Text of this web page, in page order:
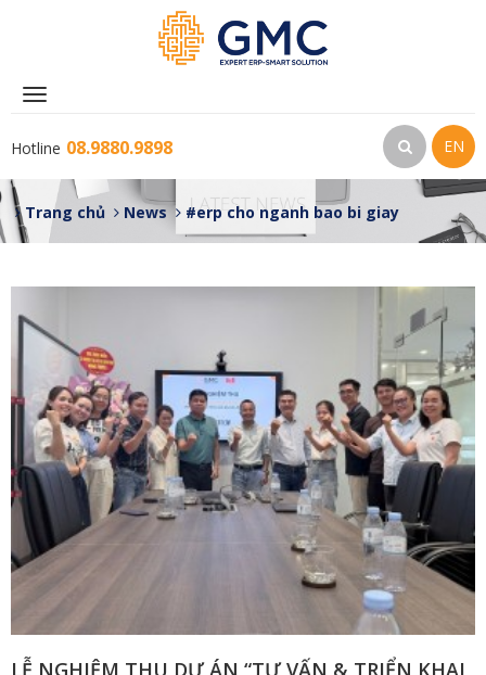
Toggle
Hotline 08.9880.9898 EN
Trang chủ News #erp cho nganh bao bi giay
LỄ NGHIỆM THU DỰ ÁN “TƯ VẤN & TRIỂN KHAI